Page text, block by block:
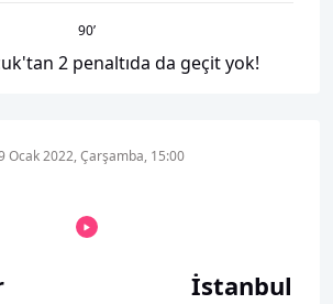
90’
2 penaltıda da geçit yok!
Ocak 2022, Çarşamba, 15:00
İstanbul